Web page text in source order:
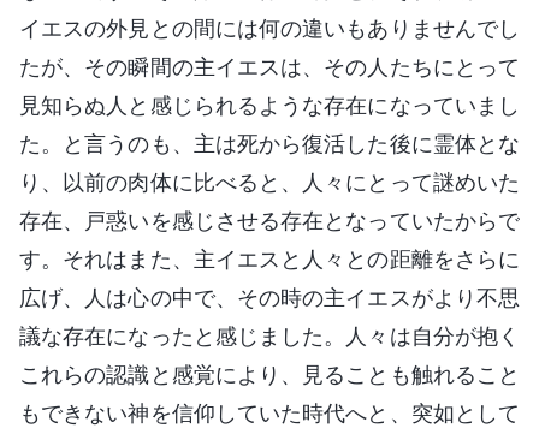
イエスの外見との間には何の違いもありませんでし
たが、その瞬間の主イエスは、その人たちにとって
見知らぬ人と感じられるような存在になっていまし
た。と言うのも、主は死から復活した後に霊体とな
り、以前の肉体に比べると、人々にとって謎めいた
存在、戸惑いを感じさせる存在となっていたからで
す。それはまた、主イエスと人々との距離をさらに
広げ、人は心の中で、その時の主イエスがより不思
議な存在になったと感じました。人々は自分が抱く
これらの認識と感覚により、見ることも触れること
もできない神を信仰していた時代へと、突如として